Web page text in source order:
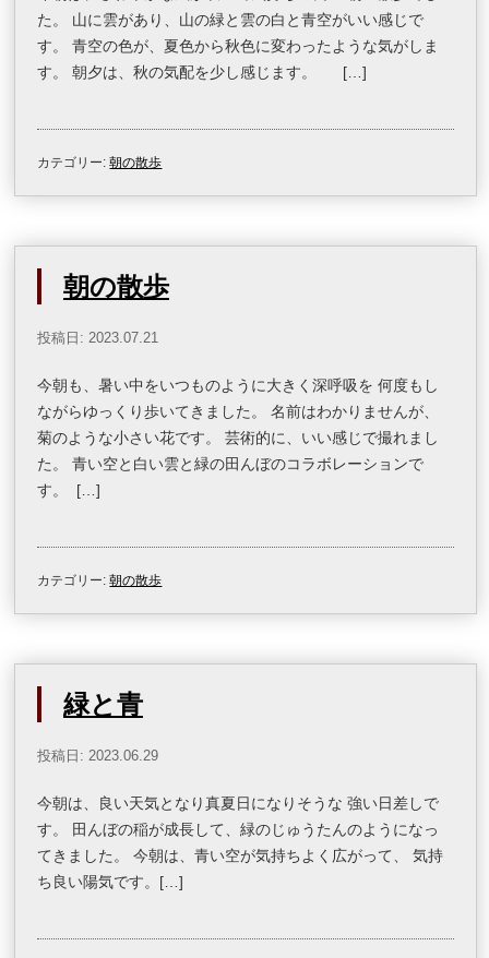
た。 山に雲があり、山の緑と雲の白と青空がいい感じで
す。 青空の色が、夏色から秋色に変わったような気がしま
す。 朝夕は、秋の気配を少し感じます。 […]
カテゴリー:朝の散歩
朝の散歩
投稿日: 2023.07.21
今朝も、暑い中をいつものように大きく深呼吸を 何度もし
ながらゆっくり歩いてきました。 名前はわかりませんが、
菊のような小さい花です。 芸術的に、いい感じで撮れまし
た。 青い空と白い雲と緑の田んぼのコラボレーションで
す。 […]
カテゴリー:朝の散歩
緑と青
投稿日: 2023.06.29
今朝は、良い天気となり真夏日になりそうな 強い日差しで
す。 田んぼの稲が成長して、緑のじゅうたんのようになっ
てきました。 今朝は、青い空が気持ちよく広がって、 気持
ち良い陽気です。[…]